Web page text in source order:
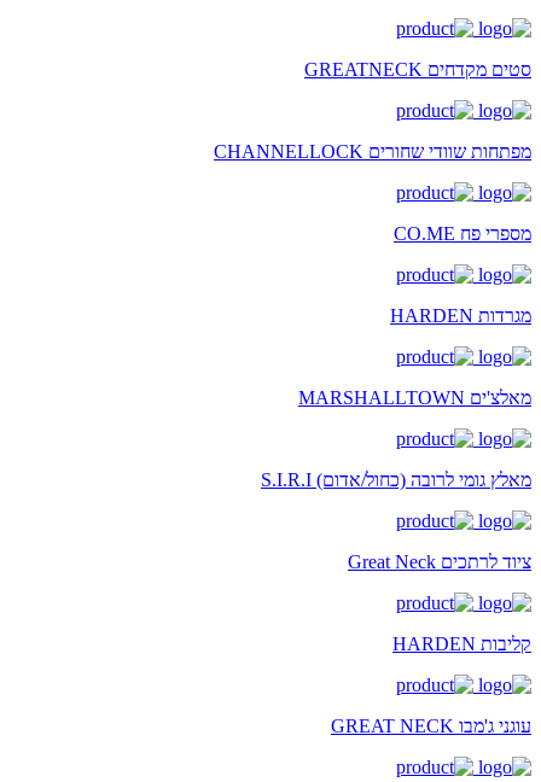
סטים מקדחים GREATNECK
מפתחות שוודי שחורים CHANNELLOCK
מספרי פח CO.ME
מגרדות HARDEN
מאלצ'ים MARSHALLTOWN
מאלץ גומי לרובה (כחול/אדום) S.I.R.I
ציוד לרתכים Great Neck
קליבות HARDEN
עוגני ג'מבו GREAT NECK